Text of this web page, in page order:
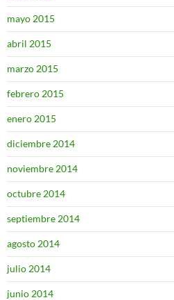
mayo 2015
abril 2015
marzo 2015
febrero 2015
enero 2015
diciembre 2014
noviembre 2014
octubre 2014
septiembre 2014
agosto 2014
julio 2014
junio 2014